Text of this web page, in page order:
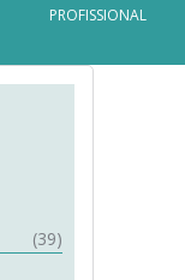
PROFISSIONAL
(39)